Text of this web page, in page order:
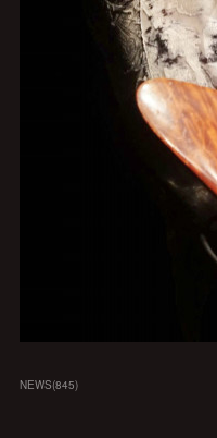
NEWS(845)